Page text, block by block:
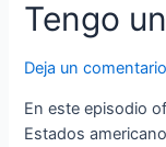
Tengo
Deja un comentario
En este episodio
Estados